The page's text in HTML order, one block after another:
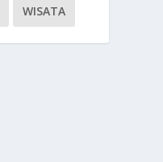
WISATA